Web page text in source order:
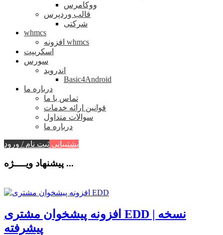
ووکامرس
قالب وردپرس
شرکتی
whmcs
افزونه whmcs
اسکریپت
سورس
اندروید
Basic4Android
درباره ما
تماس با ما
قوانین ارائه خدمات
سوالات متداول
درباره ما
پشتیبانی ثبت نام / ورود
پیشنهاد ویــــژه ...
افزونه پیشخوان مشتری EDD | نسخه
پیشرفته